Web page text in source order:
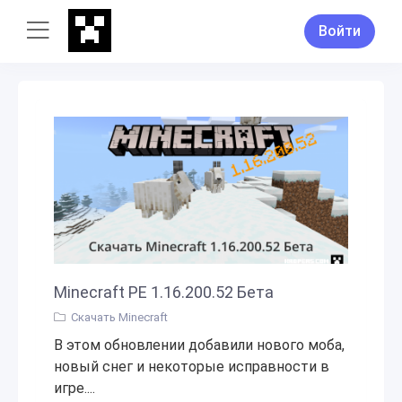
Войти
Minecraft PE 1.16.200.52 Бета
Скачать Minecraft
В этом обновлении добавили нового моба,
новый снег и некоторые исправности в
игре....